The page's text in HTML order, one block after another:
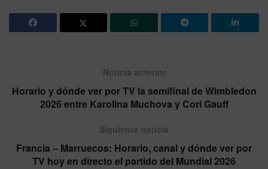
Noticia anterior
Horario y dónde ver por TV la semifinal de Wimbledon
2026 entre Karolina Muchova y Cori Gauff
Siguiente noticia
Francia – Marruecos: Horario, canal y dónde ver por
TV hoy en directo el partido del Mundial 2026